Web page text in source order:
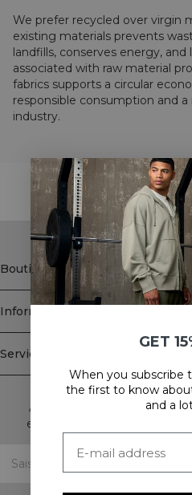
We prefer recycled over virgin
existing materials prevents
landfills, conserves energy,
associated with raw material
fabrics supports a circular
responsible consumption and
industry.
STYLE
Boutique
Information
Service client
Abonnez-vous à notre
exclusives, nos dernières
GET
When you subscribe
the first to know
and a